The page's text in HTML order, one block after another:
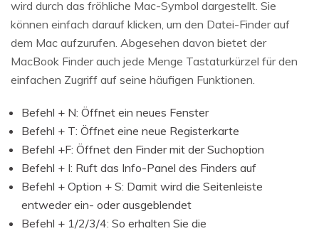
wird durch das fröhliche Mac-Symbol dargestellt. Sie
können einfach darauf klicken, um den Datei-Finder auf
dem Mac aufzurufen. Abgesehen davon bietet der
MacBook Finder auch jede Menge Tastaturkürzel für den
einfachen Zugriff auf seine häufigen Funktionen.
Befehl + N: Öffnet ein neues Fenster
Befehl + T: Öffnet eine neue Registerkarte
Befehl +F: Öffnet den Finder mit der Suchoption
Befehl + I: Ruft das Info-Panel des Finders auf
Befehl + Option + S: Damit wird die Seitenleiste
entweder ein- oder ausgeblendet
Befehl + 1/2/3/4: So erhalten Sie die